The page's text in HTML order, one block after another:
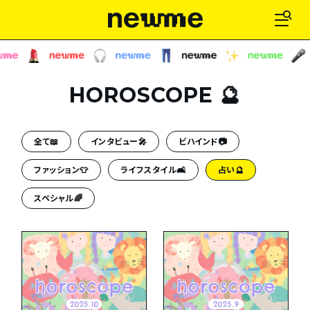
HOROSCOPE 🔮
全て📖 インタビュー🎤 ビハインド📷
ファッション👕 ライフスタイル🛋 占い🔮
スペシャル🌈